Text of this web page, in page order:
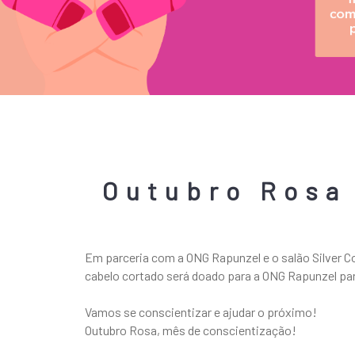
Outubro
Em parceria com a ONG Rapunzel e o salão
cabelo cortado será doado para a ONG Rapunzel
Vamos se conscientizar e ajudar o próximo!
Outubro Rosa, mês de conscientização!